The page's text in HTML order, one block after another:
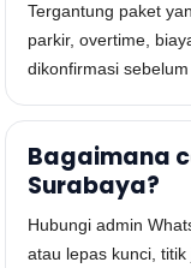
Tergantung paket
parkir, overtime,
dikonfirmasi sebelum
Bagaimana
Surabaya?
Hubungi admin
atau lepas kunci,